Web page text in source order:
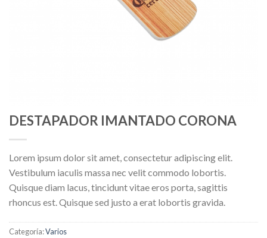
DESTAPADOR IMANTADO CORONA
Lorem ipsum dolor sit amet, consectetur adipiscing elit.
Vestibulum iaculis massa nec velit commodo lobortis.
Quisque diam lacus, tincidunt vitae eros porta, sagittis
rhoncus est. Quisque sed justo a erat lobortis gravida.
Categoría:Varios